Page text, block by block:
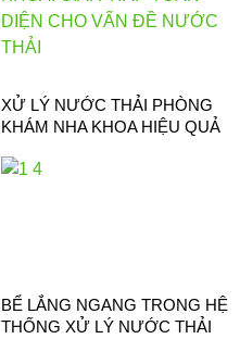
XỬ LÝ NƯỚC THẢI PHÒNG
KHÁM NHA KHOA HIỆU QUẢ
BỂ LẮNG NGANG TRONG HỆ
THỐNG XỬ LÝ NƯỚC THẢI